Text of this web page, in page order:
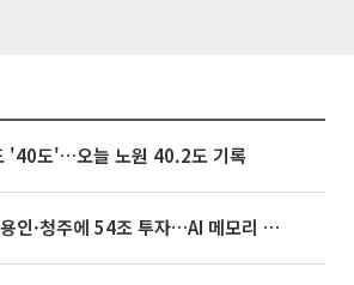
'40도'…오늘 노원 40.2도 기록
SK하이닉스, 용인·청주에 54조 투자…AI 메모리 생산기지 키운다